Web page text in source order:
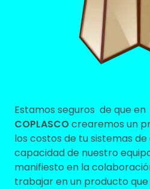
Estamos seguros de que en
COPLASCOcrearemos un
los costos de tu sistemas de
capacidad de nuestro
manifiesto en la
trabajar en un producto